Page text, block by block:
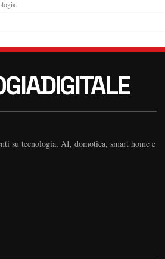
su tecnologia, AI, domotica, smart home e